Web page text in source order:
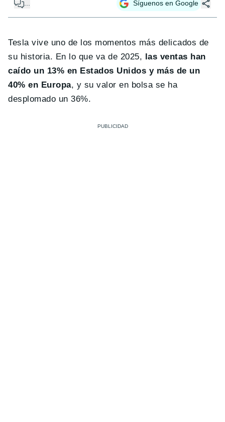
... Síguenos en Google
Tesla vive uno de los momentos más delicados de
su historia. En lo que va de 2025,
las ventas han
caído un 13% en Estados Unidos y más de un
40% en Europa, y su valor en bolsa se ha
desplomado un 36%.